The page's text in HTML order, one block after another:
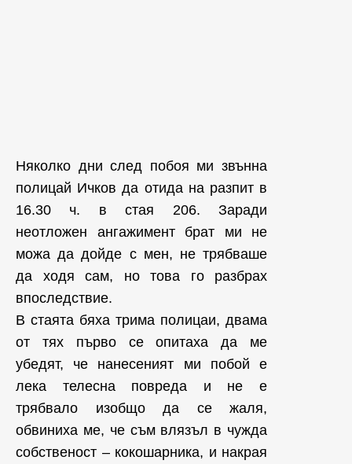
Няколко дни след побоя ми звънна
полицай Ичков да отида на разпит в
16.30 ч. в стая 206. Заради
неотложен ангажимент брат ми не
можа да дойде с мен, не трябваше
да ходя сам, но това го разбрах
впоследствие.
В стаята бяха трима полицаи, двама
от тях първо се опитаха да ме
убедят, че нанесеният ми побой е
лека телесна повреда и не е
трябвало изобщо да се жаля,
обвиниха ме, че съм влязъл в чужда
собственост – кокошарника, и накрая